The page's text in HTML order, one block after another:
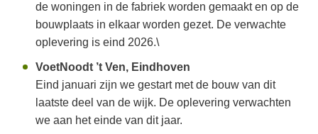
de woningen in de fabriek worden gemaakt en op de
bouwplaats in elkaar worden gezet. De verwachte
oplevering is eind 2026.\
VoetNoodt ’t Ven, Eindhoven
Eind januari zijn we gestart met de bouw van dit
laatste deel van de wijk. De oplevering verwachten
we aan het einde van dit jaar.